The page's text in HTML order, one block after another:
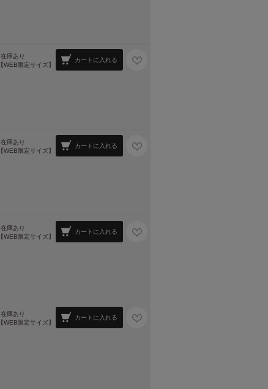
在庫あり
【WEB限定サイズ】
カートに入れる
在庫あり
【WEB限定サイズ】
カートに入れる
在庫あり
【WEB限定サイズ】
カートに入れる
在庫あり
【WEB限定サイズ】
カートに入れる